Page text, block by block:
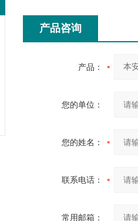
产品咨询
产品：
您的单位：
您的姓名：
联系电话：
常用邮箱：